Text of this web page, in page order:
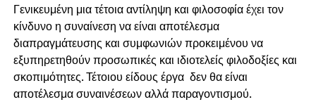
Γενικευμένη μια τέτοια αντίληψη και φιλοσοφία έχει τον
κίνδυνο η συναίνεση να είναι αποτέλεσμα
διαπραγμάτευσης και συμφωνιών προκειμένου να
εξυπηρετηθούν προσωπικές και ιδιοτελείς φιλοδοξίες και
σκοπιμότητες. Τέτοιου είδους έργα δεν θα είναι
αποτέλεσμα συναινέσεων αλλά παραγοντισμού.